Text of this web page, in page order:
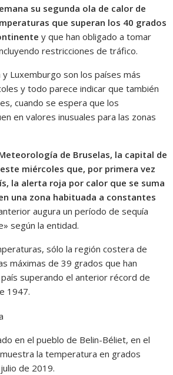
su segunda ola de calor de
que superan los 40 grados
y que han obligado a tomar
restricciones de tráfico.
y Luxemburgo son los países más
y todo parece indicar que también
cuando se espera que los
en valores inusuales para las zonas
de Bruselas, la capital de
miércoles que, por primera vez
la alerta roja por calor que se suma
una zona habituada a constantes
augura un período de sequía
según la entidad.
sólo la región costera de
máximas de 39 grados que han
superando el anterior récord de
1947.
en el pueblo de Belin-Béliet, en el
la temperatura en grados
de 2019.